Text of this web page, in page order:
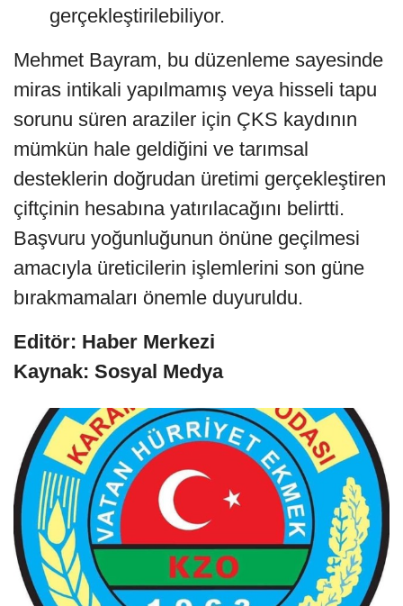
gerçekleştirilebiliyor.
Mehmet Bayram, bu düzenleme sayesinde
miras intikali yapılmamış veya hisseli tapu
sorunu süren araziler için ÇKS kaydının
mümkün hale geldiğini ve tarımsal
desteklerin doğrudan üretimi gerçekleştiren
çiftçinin hesabına yatırılacağını belirtti.
Başvuru yoğunluğunun önüne geçilmesi
amacıyla üreticilerin işlemlerini son güne
bırakmamaları önemle duyuruldu.
Editör: Haber Merkezi
Kaynak: Sosyal Medya